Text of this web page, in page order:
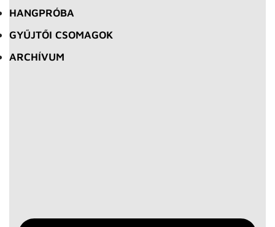
HANGPRÓBA
GYŰJTŐI CSOMAGOK
ARCHÍVUM